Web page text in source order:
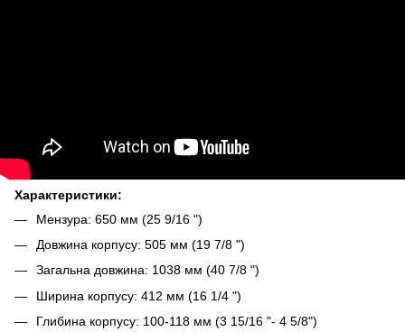
Характеристики:
Мензура: 650 мм (25 9/16 ")
Довжина корпусу: 505 мм (19 7/8 ")
Загальна довжина: 1038 мм (40 7/8 ")
Ширина корпусу: 412 мм (16 1/4 ")
Глибина корпусу: 100-118 мм (3 15/16 "- 4 5/8")